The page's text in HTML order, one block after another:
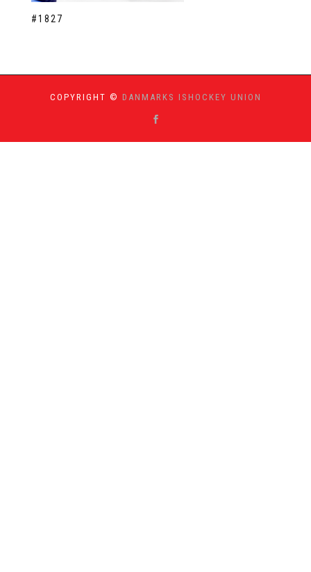
#1827
COPYRIGHT © DANMARKS ISHOCKEY UNION